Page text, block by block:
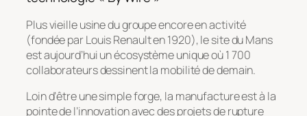
Plus vieille usine du groupe encore en activité
(fondée par Louis Renault en 1920), le site du Mans
est aujourd’hui un écosystème unique où 1 700
collaborateurs dessinent la mobilité de demain.
Loin d’être une simple forge, la manufacture est à la
pointe de l’innovation avec des projets de rupture